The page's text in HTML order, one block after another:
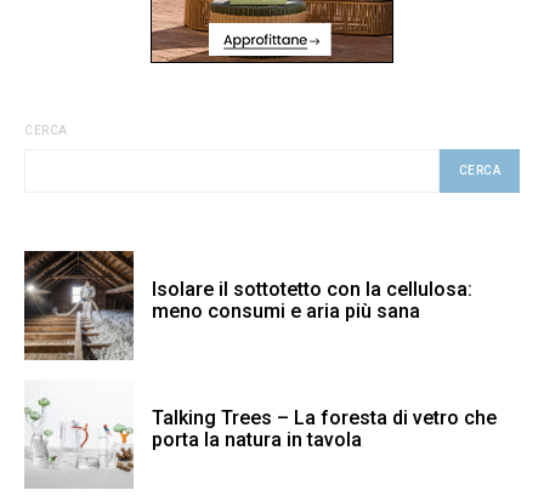
CERCA
CERCA
Isolare il sottotetto con la cellulosa:
meno consumi e aria più sana
Talking Trees – La foresta di vetro che
porta la natura in tavola